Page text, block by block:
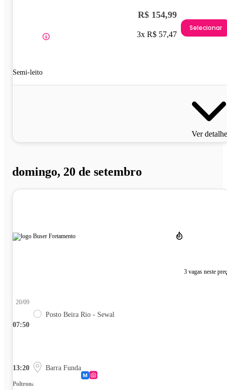
Semi-leito
R$ 154,99
3x R$ 57,47
Selecionar
Ver
domingo, 20 de setembro
3 vagas neste
07:50
20/09
Posto Beira Rio - Sewal
13:20 Barra Funda
Poltrona